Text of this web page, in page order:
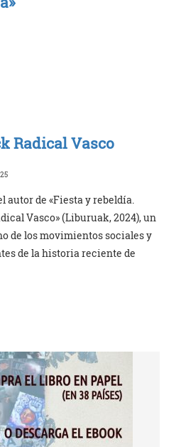
Radical Vasco
autor de «Fiesta y rebeldía.
Vasco» (Liburuak, 2024), un
de los movimientos sociales y
de la historia reciente de